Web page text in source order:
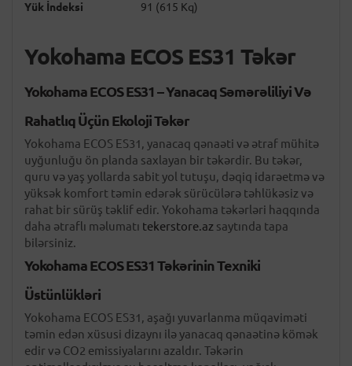
Yük İndeksi 91 (615 Kq)
Yokohama ECOS ES31 Təkər
Yokohama ECOS ES31 – Yanacaq Səmərəliliyi Və
Rahatlıq Üçün Ekoloji Təkər
Yokohama ECOS ES31, yanacaq qənaəti və ətraf mühitə
uyğunluğu ön planda saxlayan bir təkərdir. Bu təkər,
quru və yaş yollarda sabit yol tutuşu, dəqiq idarəetmə və
yüksək komfort təmin edərək sürücülərə təhlükəsiz və
rahat bir sürüş təklif edir. Yokohama təkərləri haqqında
daha ətraflı məlumatı tekerstore.az saytında tapa
bilərsiniz.
Yokohama ECOS ES31 Təkərinin Texniki
Üstünlükləri
Yokohama ECOS ES31, aşağı yuvarlanma müqaviməti
təmin edən xüsusi dizaynı ilə yanacaq qənaətinə kömək
edir və CO2 emissiyalarını azaldır. Təkərin